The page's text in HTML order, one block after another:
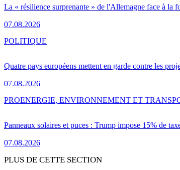
La « résilience surprenante » de l'Allemagne face à la
07.08.2026
Quatre pays européens mettent en garde contre les
07.08.2026
POLITIQUE
Panneaux solaires et puces : Trump impose 15% de
07.08.2026
PROENERGIE, ENVIRONNEMENT ET
PLUS DE CETTE SECTION